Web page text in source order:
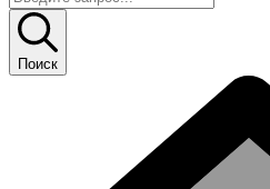
Поиск